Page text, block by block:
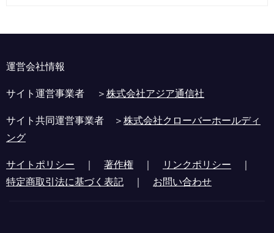
運営会社情報
サイト運営事業者 ＞株式会社アジア通信社
サイト共同運営事業者 ＞株式会社クローバーホールディ
ング
サイトポリシー ｜ 著作権 ｜ リンクポリシー ｜
特定商取引法に基づく表記 ｜ お問い合わせ